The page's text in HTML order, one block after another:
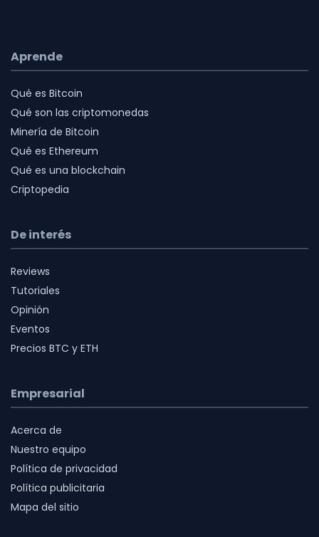
Aprende
Qué es Bitcoin
Qué son las criptomonedas
Minería de Bitcoin
Qué es Ethereum
Qué es una blockchain
Criptopedia
De interés
Reviews
Tutoriales
Opinión
Eventos
Precios BTC y ETH
Empresarial
Acerca de
Nuestro equipo
Política de privacidad
Política publicitaria
Mapa del sitio